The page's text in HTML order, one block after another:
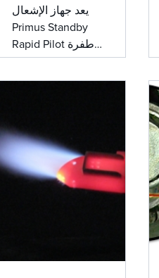
يعد جهاز الإشعال
Primus Standby
Rapid Pilot طفرة
في تقنية الإشعال
المتوهج ، وهو مصمم
مع عدم وجود أجزاء
متحركة ، وتقنية
تجريبية مثبتة من
John Zink ، وتصميم
سهل التعديل التحديثي
السلامة والموثوقية